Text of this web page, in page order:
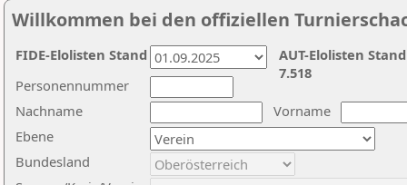
Willkommen bei den offiziellen
Nachname
Vorname
Ebene
Personennummer
Bundesland
AUT-Elolisten
7.518
FIDE-Elolisten Stand